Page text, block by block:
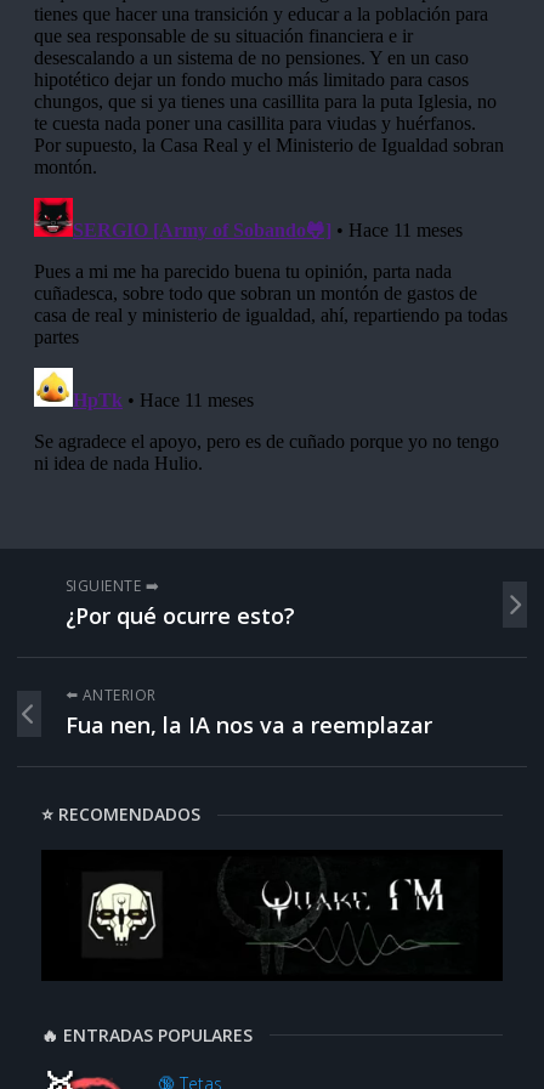
SIGUIENTE ➡️
¿Por qué ocurre esto?
⬅️ ANTERIOR
Fua nen, la IA nos va a reemplazar
⭐ RECOMENDADOS
🔥 ENTRADAS POPULARES
🔞 Tetas